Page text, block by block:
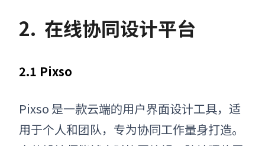
2. 在线协同设计平台
2.1 Pixso
Pixso 是一款云端的用户界面设计工具，适
用于个人和团队，专为协同工作量身打造。